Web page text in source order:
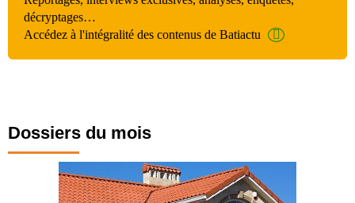
décryptages…
Accédez à l'intégralité des contenus de Batiactu
Dossiers du mois